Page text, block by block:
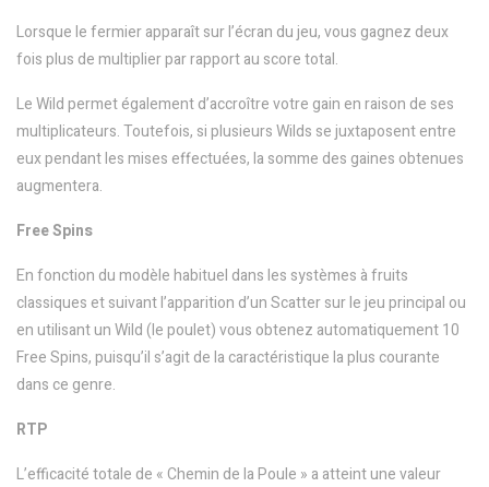
Lorsque le fermier apparaît sur l’écran du jeu, vous gagnez deux
fois plus de multiplier par rapport au score total.
Le Wild permet également d’accroître votre gain en raison de ses
multiplicateurs. Toutefois, si plusieurs Wilds se juxtaposent entre
eux pendant les mises effectuées, la somme des gaines obtenues
augmentera.
Free Spins
En fonction du modèle habituel dans les systèmes à fruits
classiques et suivant l’apparition d’un Scatter sur le jeu principal ou
en utilisant un Wild (le poulet) vous obtenez automatiquement 10
Free Spins, puisqu’il s’agit de la caractéristique la plus courante
dans ce genre.
RTP
L’efficacité totale de « Chemin de la Poule » a atteint une valeur